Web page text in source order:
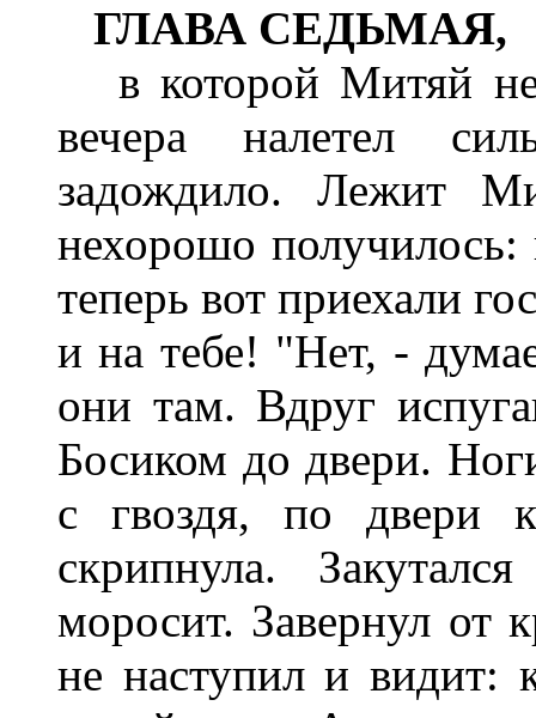
ГЛАВА СЕДЬМАЯ,
в которой Митяй
вечера налетел
задождило. Лежит
нехорошо получилось:
теперь вот приехали
и на тебе! "Нет, -
они там. Вдруг
Босиком до двери.
с гвоздя, по двери
скрипнула.
моросит. Завернул от
не наступил и видит: